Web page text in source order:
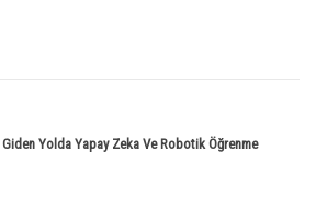
Yolda Yapay Zeka Ve Robotik Öğrenme